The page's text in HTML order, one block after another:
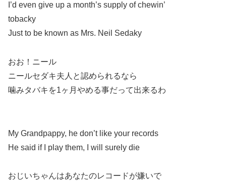
I’d even give up a month’s supply of chewin’
tobacky
Just to be known as Mrs. Neil Sedaky
おお！ニール
ニールセダキ夫人と認められるなら
噛みタバキを1ヶ月やめる事だって出来るわ
My Grandpappy, he don’t like your records
He said if I play them, I will surely die
おじいちゃんはあなたのレコードが嫌いで